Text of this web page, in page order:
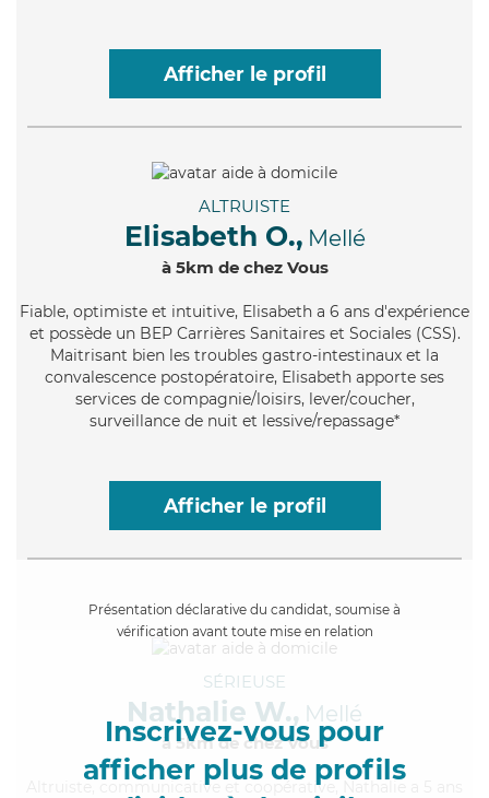
Afficher le profil
ALTRUISTE
Elisabeth O., Mellé
à 5km de chez Vous
Fiable, optimiste et intuitive, Elisabeth a 6 ans d'expérience
et possède un BEP Carrières Sanitaires et Sociales (CSS).
Maitrisant bien les troubles gastro-intestinaux et la
convalescence postopératoire, Elisabeth apporte ses
services de compagnie/loisirs, lever/coucher,
surveillance de nuit et lessive/repassage*
Afficher le profil
Présentation déclarative du candidat, soumise à
vérification avant toute mise en relation
Inscrivez-vous pour
afficher plus de profils
SÉRIEUSE
Nathalie W., Mellé
à 5km de chez Vous
, communicative et coopérative, Nathalie a 5 ans